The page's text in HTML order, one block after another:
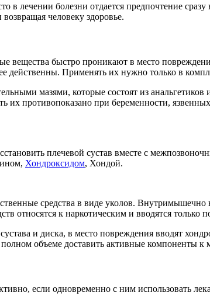
лечении болезни отдается предпочтение
человеку здоровье.
быстро проникают в место
действенны. Применять их нужно только в
мазями, которые состоят из
их противопоказано при беременности,
плечевой сустав вместе с
Хондроксидом, Хондой.
средства в виде уколов.
относятся к наркотическим и вводятся только
и диска, в место повреждения вводят
объеме доставить активные компоненты к
если одновременно с ним использовать